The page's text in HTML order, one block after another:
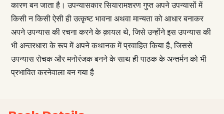
कारण बन जाता है। उपन्यासकार सियारामशरण गुप्त अपने उपन्यासों में
किसी न किसी ऐसी ही उत्कृष्ट भावना अथवा मान्यता को आधार बनाकर
अपने उपन्यास की रचना करने के क़ायल थे, जिसे उन्होंने इस उपन्यास की
भी अन्तरधारा के रूप में अपने कथानक में प्रवाहित किया है, जिससे
उपन्यास रोचक और मनोरंजक बनने के साथ ही पाठक के अन्तर्मन को भी
प्रभावित करनेवाला बन गया है